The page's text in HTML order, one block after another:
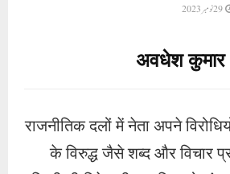
29 نومبر 2023
अवधेश कुमार
राजनीतिक दलों में नेता अपने
के विरुद्ध जैसे शब्द और विचार